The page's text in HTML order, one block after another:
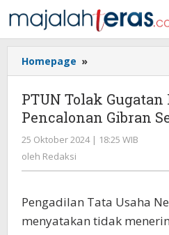
ke
konten
Homepage »
Tolak
Gugatan
PDIP
Soal
Pencalonan
Gibran
PTUN Tolak Gugatan
Pencalonan Gibran
25 Oktober 2024 | 18:25 WIB
oleh Redaksi
Pengadilan Tata Usaha
menyatakan tidak